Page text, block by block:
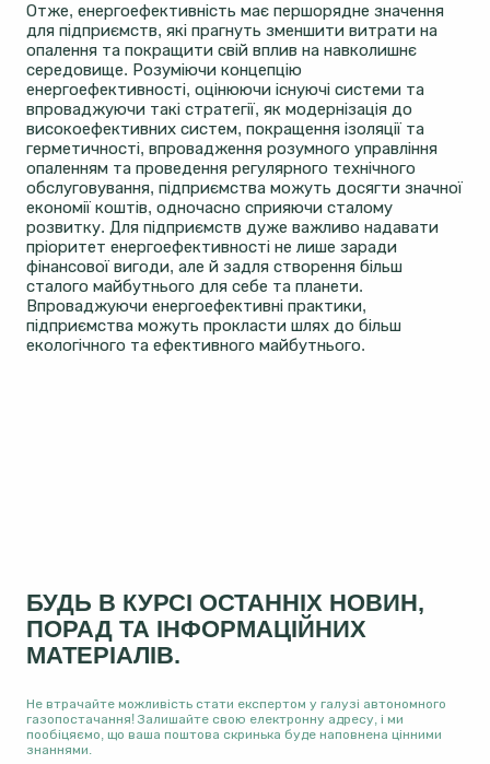
Отже, енергоефективність має першорядне значення
для підприємств, які прагнуть зменшити витрати на
опалення та покращити свій вплив на навколишнє
середовище. Розуміючи концепцію
енергоефективності, оцінюючи існуючі системи та
впроваджуючи такі стратегії, як модернізація до
високоефективних систем, покращення ізоляції та
герметичності, впровадження розумного управління
опаленням та проведення регулярного технічного
обслуговування, підприємства можуть досягти значної
економії коштів, одночасно сприяючи сталому
розвитку. Для підприємств дуже важливо надавати
пріоритет енергоефективності не лише заради
фінансової вигоди, але й задля створення більш
сталого майбутнього для себе та планети.
Впроваджуючи енергоефективні практики,
підприємства можуть прокласти шлях до більш
екологічного та ефективного майбутнього.
БУДЬ В КУРСІ ОСТАННІХ НОВИН,
ПОРАД ТА ІНФОРМАЦІЙНИХ
МАТЕРІАЛІВ.
Не втрачайте можливість стати експертом у галузі автономного
газопостачання! Залишайте свою електронну адресу, і ми
пообіцяємо, що ваша поштова скринька буде наповнена цінними
знаннями.